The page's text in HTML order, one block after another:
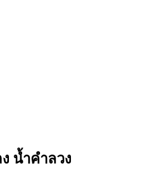
น้ำคำลวง